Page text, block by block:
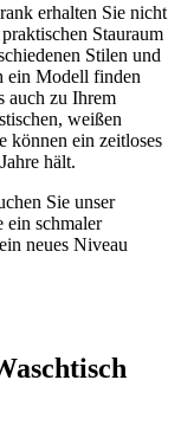
erhalten Sie nicht
Stauraum
Stilen und
ein Modell finden
auch zu Ihrem
weißen
können ein zeitloses
hält.
Sie unser
ein schmaler
neues Niveau